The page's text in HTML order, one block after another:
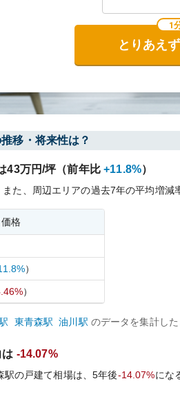
1
とりあえ
移・将来性は？
43万円/坪（前年比 +11.8%）
また、周辺エリアの過去7年の平均増減
格
）
）
東青森駅 油川 駅 のデータを集計し
-14.07%
駅の戸建て相場は、5年後-14.07%にな